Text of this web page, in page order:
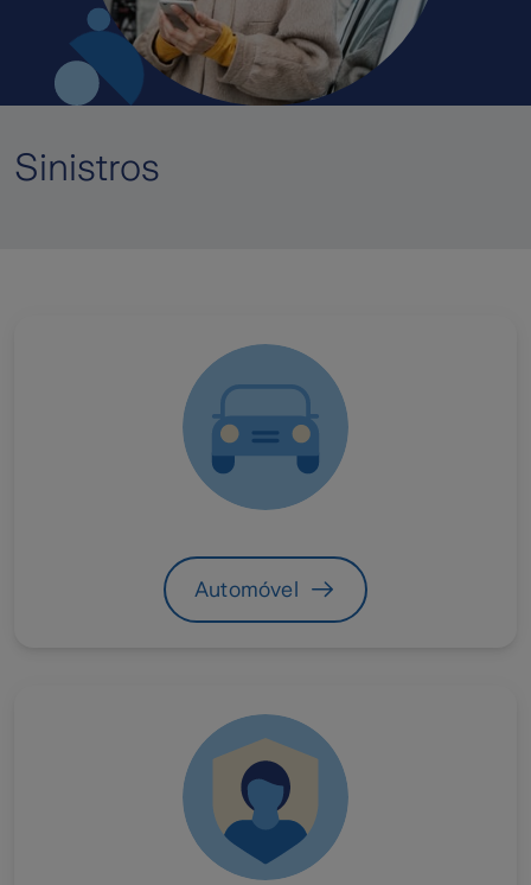
Sinistros
Automóvel